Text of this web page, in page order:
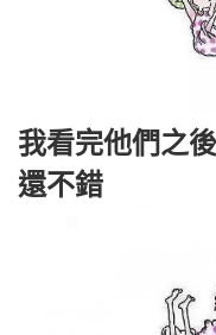
我看完他們之
還不錯